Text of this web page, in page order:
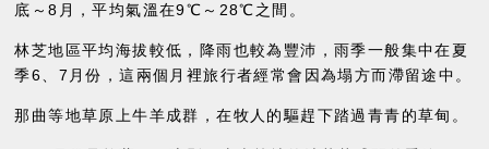
底～8月，平均氣溫在9℃～28℃之間。
林芝地區平均海拔較低，降雨也較為豐沛，雨季一般集中在夏
季6、7月份，這兩個月裡旅行者經常會因為塌方而滯留途中。
那曲等地草原上牛羊成群，在牧人的驅趕下踏過青青的草甸。